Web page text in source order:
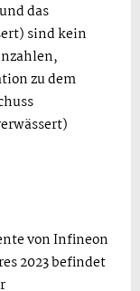
das
sind kein
zu dem
von Infineon
2023 befindet